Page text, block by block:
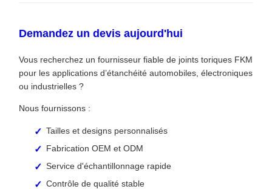
Demandez un devis aujourd'hui
Vous recherchez un fournisseur fiable de joints toriques FKM
pour les applications d’étanchéité automobiles, électroniques
ou industrielles ?
Nous fournissons :
Tailles et designs personnalisés
Fabrication OEM et ODM
Service d'échantillonnage rapide
Contrôle de qualité stable